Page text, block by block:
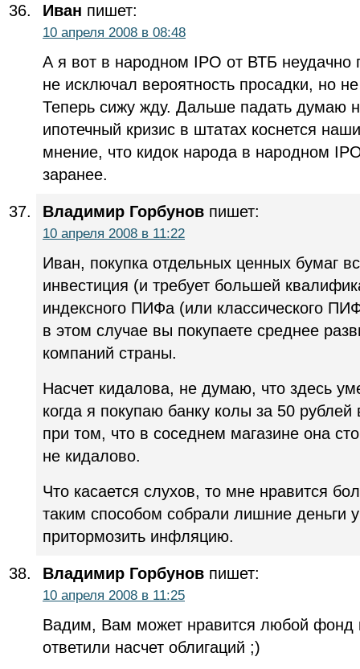
Иван пишет:
10 апреля 2008 в 08:48
А я вот в народном IPO от ВТБ неудачно
не исключал вероятность просадки, но
Теперь сижу жду. Дальше падать думаю
ипотечный кризис в штатах коснется
мнение, что кидок народа в народном
заранее.
Владимир Горбунов пишет:
10 апреля 2008 в 11:22
Иван, покупка отдельных ценных бумаг
инвестиция (и требует большей
индексного ПИФа (или классического
в этом случае вы покупаете среднее
компаний страны.
Насчет кидалова, не думаю, что здесь
когда я покупаю банку колы за 50
при том, что в соседнем магазине она
не кидалово.
Что касается слухов, то мне нравится
таким способом собрали лишние деньги
притормозить инфляцию.
Владимир Горбунов пишет:
10 апреля 2008 в 11:25
Вадим, Вам может нравится любой фонд
ответили насчет облигаций ;)